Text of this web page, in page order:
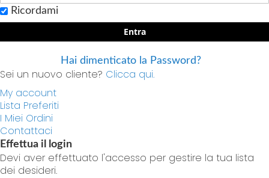
Ricordami
Entra
Hai dimenticato la Password?
Sei un nuovo cliente? Clicca qui.
My account
Lista Preferiti
I Miei Ordini
Contattaci
Effettua il login
Devi aver effettuato l'accesso per gestire la tua lista
dei desideri.